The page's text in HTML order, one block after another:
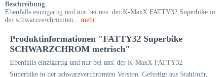
Beschreibung
Ebenfalls einzigartig und nur bei uns: der K-MaxX FATTY32 Superbike in
der schwarzverchromten... mehr
Produktinformationen "FATTY32 Superbike
SCHWARZCHROM metrisch"
Ebenfalls einzigartig und nur bei uns: der K-MaxX FATTY32
Superbike in der schwarzverchromten Version. Gefertigt aus Stahlrohr,